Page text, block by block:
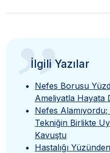
”
İlgili Yazılar
Nefes Borusu
Ameliyatla Hayata
Nefes
Tekniğin Birlikte
Kavuştu
Hastalığı